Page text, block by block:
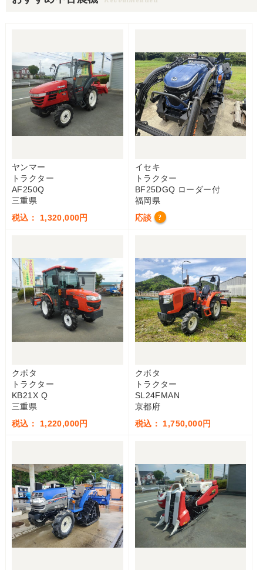
ヤンマー
トラクター
AF250Q
三重県
税込： 1,320,000円
イセキ
トラクター
BF25DGQ ローダー付
福岡県
応談
?
クボタ
トラクター
KB21X Q
三重県
税込： 1,220,000円
クボタ
トラクター
SL24FMAN
京都府
税込： 1,750,000円